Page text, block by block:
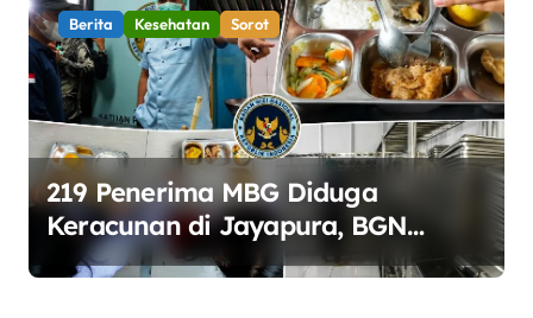
Berita Kesehatan Sorot
219 Penerima MBG Diduga
Keracunan di Jayapura, BGN
Perketat Pengawasan Keamanan